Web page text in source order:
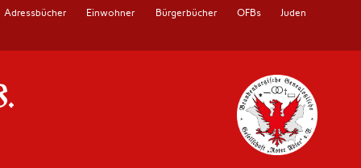
Adressbücher Einwohner Bürgerbücher OFBs Juden